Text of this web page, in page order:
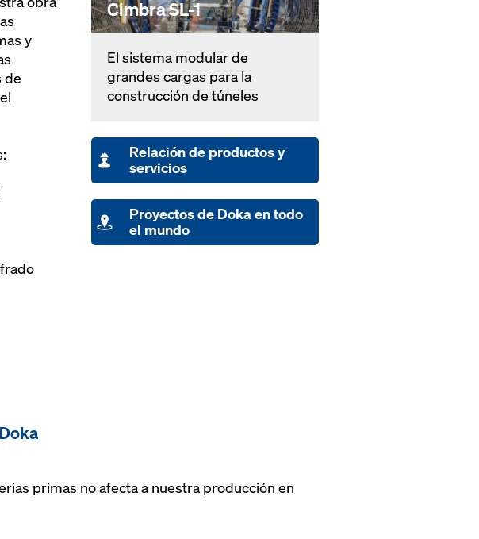
y
de
Cimbra SL-1
El sistema modular de
grandes cargas para la
construcción de túneles
Relación de productos y
servicios
Proyectos de Doka en todo
el mundo
primas no afecta a nuestra producción en